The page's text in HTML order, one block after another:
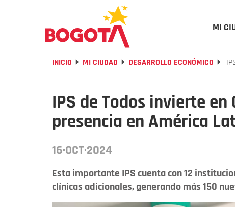
MI
INICIO MI CIUDAD DESARROLLO ECONÓMICO
IPS de Todos invierte
presencia en América
16·OCT·2024
Esta importante IPS cuenta con 12
clínicas adicionales, generando más 150